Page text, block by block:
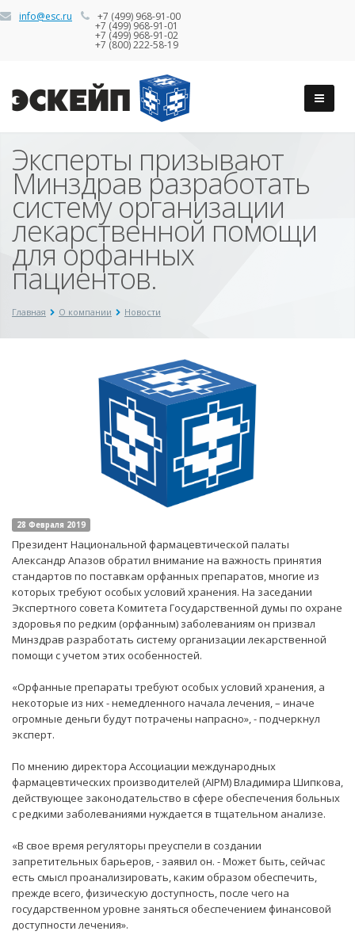
info@esc.ru +7 (499) 968-91-00
+7 (499) 968-91-01
+7 (499) 968-91-02
+7 (800) 222-58-19
Эксперты призывают
Минздрав разработать
систему организации
лекарственной помощи
для орфанных
пациентов.
Главная О компании Новости
28 Февраля 2019
Президент Национальной фармацевтической палаты
Александр Апазов обратил внимание на важность принятия
стандартов по поставкам орфанных препаратов, многие из
которых требуют особых условий хранения. На заседании
Экспертного совета Комитета Государственной думы по охране
здоровья по редким (орфанным) заболеваниям он призвал
Минздрав разработать систему организации лекарственной
помощи с учетом этих особенностей.
«Орфанные препараты требуют особых условий хранения, а
некоторые из них - немедленного начала лечения, – иначе
огромные деньги будут потрачены напрасно», - подчеркнул
эксперт.
По мнению директора Ассоциации международных
фармацевтических производителей (AIPM) Владимира Шипкова,
действующее законодательство в сфере обеспечения больных
с редкими заболеваниями нуждается в тщательном анализе.
«В свое время регуляторы преуспели в создании
запретительных барьеров, - заявил он. - Может быть, сейчас
есть смысл проанализировать, каким образом обеспечить,
прежде всего, физическую доступность, после чего на
государственном уровне заняться обеспечением финансовой
доступности лечения».